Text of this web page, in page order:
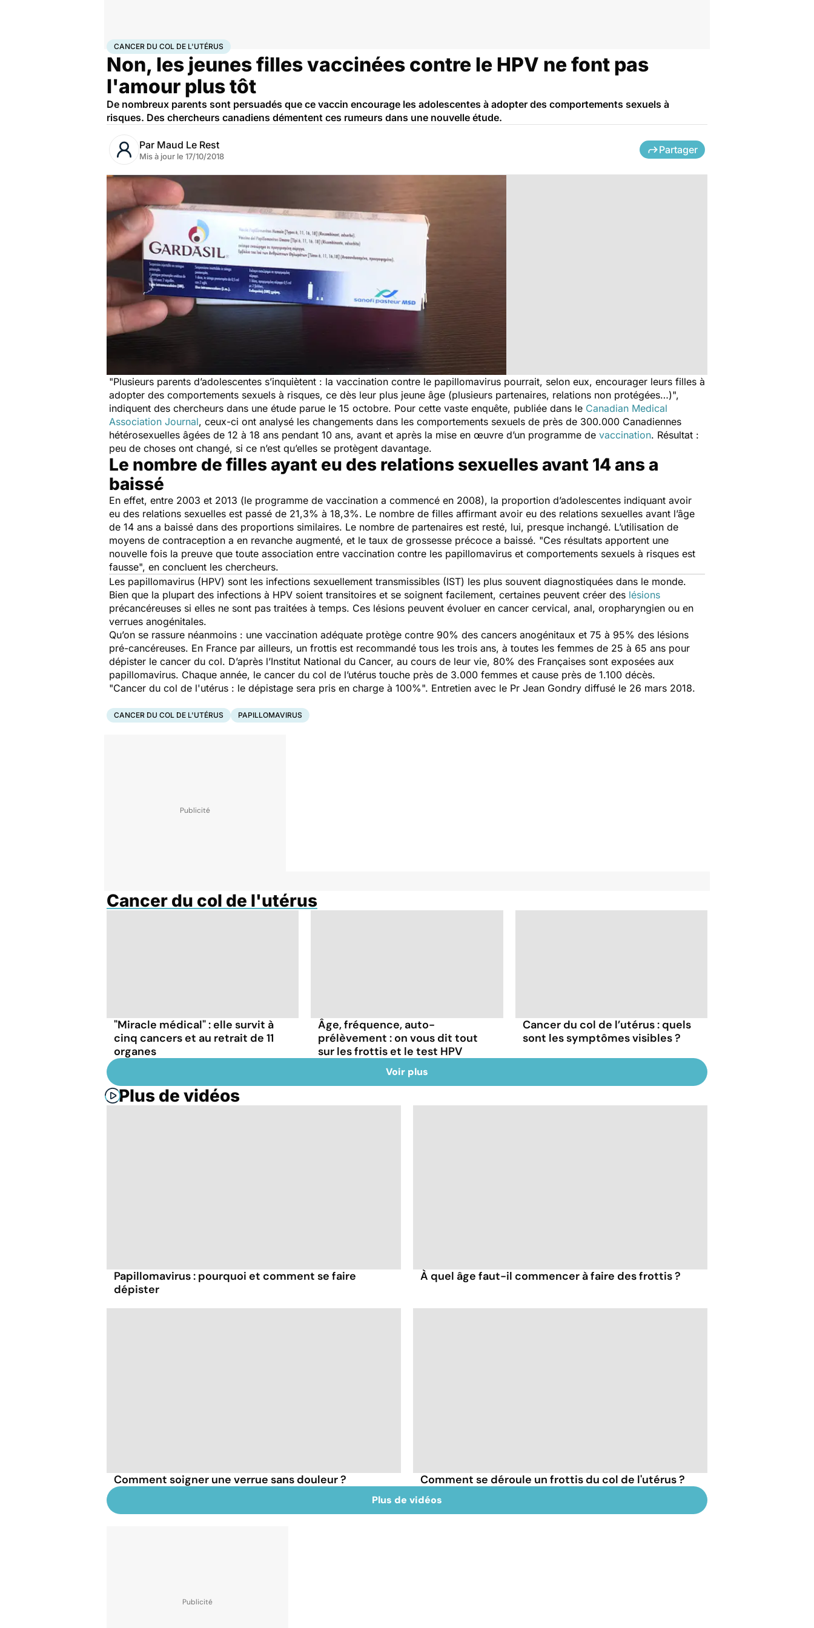
AccueilSantéMaladiesCancerCancer du col de l'utérus
CANCER DU COL DE L'UTÉRUS
Non, les jeunes filles vaccinées contre le HPV ne font pas
l'amour plus tôt
De nombreux parents sont persuadés que ce vaccin encourage les adolescentes à adopter des comportements sexuels à
risques. Des chercheurs canadiens démentent ces rumeurs dans une nouvelle étude.
Par Maud Le Rest
Mis à jour le 17/10/2018
Partager
"Plusieurs parents d’adolescentes s’inquiètent : la vaccination contre le papillomavirus pourrait, selon eux, encourager leurs filles à
adopter des comportements sexuels à risques, ce dès leur plus jeune âge (plusieurs partenaires, relations non protégées…)",
indiquent des chercheurs dans une étude parue le 15 octobre. Pour cette vaste enquête, publiée dans le Canadian Medical
Association Journal, ceux-ci ont analysé les changements dans les comportements sexuels de près de 300.000 Canadiennes
hétérosexuelles âgées de 12 à 18 ans pendant 10 ans, avant et après la mise en œuvre d’un programme de vaccination. Résultat :
peu de choses ont changé, si ce n’est qu’elles se protègent davantage.
Le nombre de filles ayant eu des relations sexuelles avant 14 ans a
baissé
En effet, entre 2003 et 2013 (le programme de vaccination a commencé en 2008), la proportion d’adolescentes indiquant avoir
eu des relations sexuelles est passé de 21,3% à 18,3%. Le nombre de filles affirmant avoir eu des relations sexuelles avant l’âge
de 14 ans a baissé dans des proportions similaires. Le nombre de partenaires est resté, lui, presque inchangé. L’utilisation de
moyens de contraception a en revanche augmenté, et le taux de grossesse précoce a baissé. "Ces résultats apportent une
nouvelle fois la preuve que toute association entre vaccination contre les papillomavirus et comportements sexuels à risques est
fausse", en concluent les chercheurs.
Les papillomavirus (HPV) sont les infections sexuellement transmissibles (IST) les plus souvent diagnostiquées dans le monde.
Bien que la plupart des infections à HPV soient transitoires et se soignent facilement, certaines peuvent créer des lésions
précancéreuses si elles ne sont pas traitées à temps. Ces lésions peuvent évoluer en cancer cervical, anal, oropharyngien ou en
verrues anogénitales.
Qu’on se rassure néanmoins : une vaccination adéquate protège contre 90% des cancers anogénitaux et 75 à 95% des lésions
pré-cancéreuses. En France par ailleurs, un frottis est recommandé tous les trois ans, à toutes les femmes de 25 à 65 ans pour
dépister le cancer du col. D’après l’Institut National du Cancer, au cours de leur vie, 80% des Françaises sont exposées aux
papillomavirus. Chaque année, le cancer du col de l’utérus touche près de 3.000 femmes et cause près de 1.100 décès.
"Cancer du col de l'utérus : le dépistage sera pris en charge à 100%". Entretien avec le Pr Jean Gondry diffusé le 26 mars 2018.
CANCER DU COL DE L'UTÉRUS PAPILLOMAVIRUS
Cancer du col de l'utérus
"Miracle médical" : elle survit à
cinq cancers et au retrait de 11
organes
Âge, fréquence, auto-
prélèvement : on vous dit tout
sur les frottis et le test HPV
Cancer du col de l’utérus : quels
sont les symptômes visibles ?
Voir plus
Plus de vidéos
Papillomavirus : pourquoi et comment se faire
dépister
À quel âge faut-il commencer à faire des frottis ?
Comment soigner une verrue sans douleur ? Comment se déroule un frottis du col de l'utérus ?
Plus de vidéos